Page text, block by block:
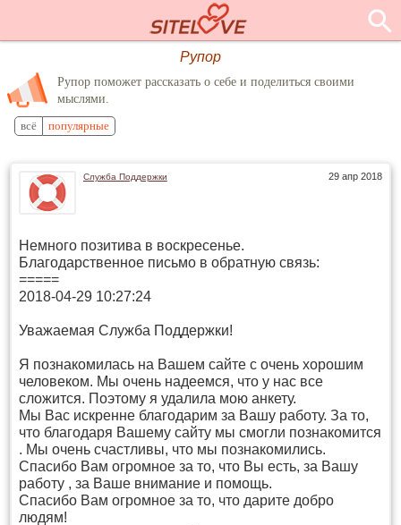
Рупор
Рупор поможет рассказать о себе и поделиться своими
мыслями.
всё популярные
29 апр 2018
Служба Поддержки
Немного позитива в воскресенье.
Благодарственное письмо в обратную связь:
=====
2018-04-29 10:27:24
Уважаемая Служба Поддержки!
Я познакомилась на Вашем сайте с очень хорошим
человеком. Мы очень надеемся, что у нас все
сложится. Поэтому я удалила мою анкету.
Мы Вас искренне благодарим за Вашу работу. За то,
что благодаря Вашему сайту мы смогли познакомится
. Мы очень счастливы, что мы познакомились.
Спасибо Вам огромное за то, что Вы есть, за Вашу
работу , за Ваше внимание и помощь.
Спасибо Вам огромное за то, что дарите добро
людям!